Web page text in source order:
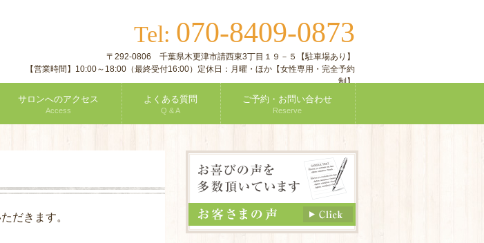
Tel: 070-8409-0873
〒292-0806 千葉県木更津市請西東3丁目１９－５【駐車場あり】
【営業時間】10:00～18:00（最終受付16:00）定休日：月曜・ほか【女性専用・完全予約
制】
サロンへのアクセス
Access
よくある質問
Q & A
ご予約・お問い合わせ
Reserve
だきます。